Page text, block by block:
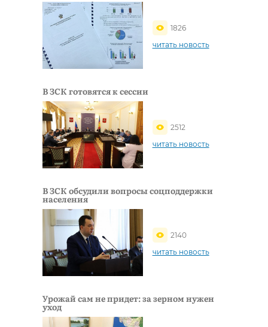
1826
читать новость
В ЗСК готовятся к сессии
2512
читать новость
В ЗСК обсудили вопросы соцподдержки
населения
2140
читать новость
Урожай сам не придет: за зерном нужен
уход